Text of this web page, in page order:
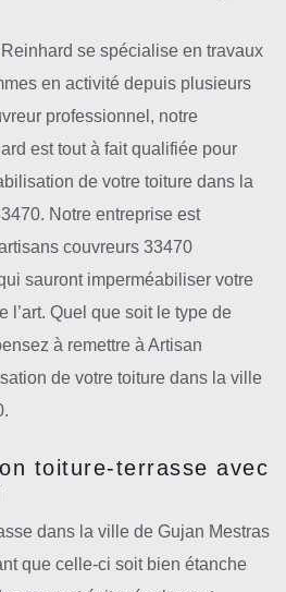
se spécialise en travaux
en activité depuis plusieurs
professionnel, notre
est tout à fait qualifiée pour
de votre toiture dans la
Notre entreprise est
couvreurs 33470
sauront imperméabiliser votre
l’art. Quel que soit le type de
à remettre à Artisan
de votre toiture dans la ville
toiture-terrasse avec
dans la ville de Gujan Mestras
que celle-ci soit bien étanche